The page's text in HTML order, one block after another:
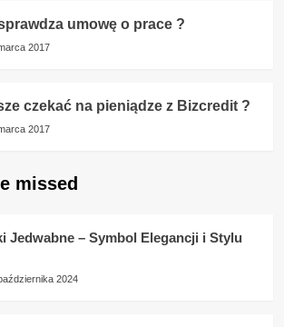
umowę o prace ?
2017
czekać na pieniądze z Bizcredit ?
2017
missed
Jedwabne – Symbol Elegancji i Stylu
2024